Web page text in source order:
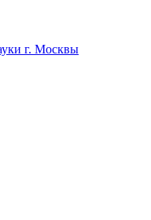
г. Москвы